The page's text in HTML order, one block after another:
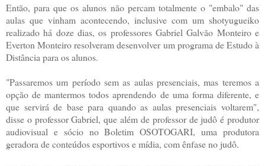
Então, para que os alunos não percam totalmente o "embalo" das
aulas que vinham acontecendo, inclusive com um shotyugueiko
realizado há doze dias, os professores Gabriel Galvão Monteiro e
Everton Monteiro resolveram desenvolver um programa de Estudo à
Distância para os alunos.
"Passaremos um período sem as aulas presenciais, mas teremos a
opção de mantermos todos aprendendo de uma forma diferente, e
que servirá de base para quando as aulas presenciais voltarem",
disse o professor Gabriel, que além de professor de judô é produtor
audiovisual e sócio no Boletim OSOTOGARI, uma produtora
geradora de conteúdos esportivos e mídia, com ênfase no judô.